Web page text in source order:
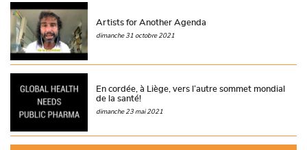
Artists for Another Agenda
dimanche 31 octobre 2021
En cordée, à Liège, vers l’autre sommet mondial
de la santé!
dimanche 23 mai 2021